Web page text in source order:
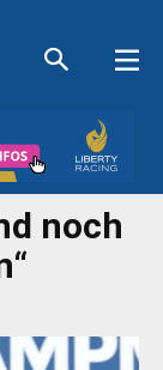
noch